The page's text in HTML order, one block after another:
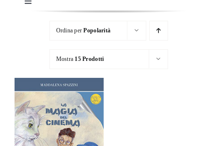
Toggle
Navigation
Chi siamo
Le Collane
Catalogo
Ordina perPopolarità
Mostra 15 Prodotti